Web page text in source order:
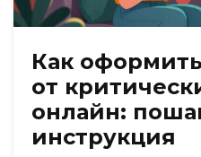
Как
от
онлайн:
инструкция